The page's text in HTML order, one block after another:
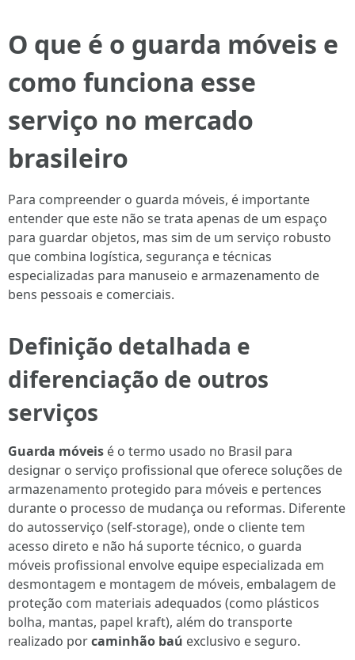
O que é o guarda móveis e
como funciona esse
serviço no mercado
brasileiro
Para compreender o guarda móveis, é importante
entender que este não se trata apenas de um espaço
para guardar objetos, mas sim de um serviço robusto
que combina logística, segurança e técnicas
especializadas para manuseio e armazenamento de
bens pessoais e comerciais.
Definição detalhada e
diferenciação de outros
serviços
Guarda móveis é o termo usado no Brasil para
designar o serviço profissional que oferece soluções de
armazenamento protegido para móveis e pertences
durante o processo de mudança ou reformas. Diferente
do autosserviço (self-storage), onde o cliente tem
acesso direto e não há suporte técnico, o guarda
móveis profissional envolve equipe especializada em
desmontagem e montagem de móveis, embalagem de
proteção com materiais adequados (como plásticos
bolha, mantas, papel kraft), além do transporte
realizado porcaminhão baú exclusivo e seguro.